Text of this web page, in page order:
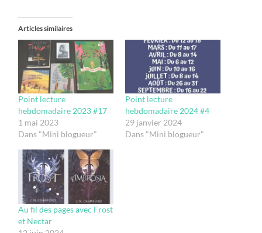
Articles similaires
Point lecture
hebdomadaire 2023 #17
1 mai 2023
Dans "Mini blogueur"
Point lecture
hebdomadaire 2024 #4
29 janvier 2024
Dans "Mini blogueur"
Au fil des pages avec Frost
et Nectar